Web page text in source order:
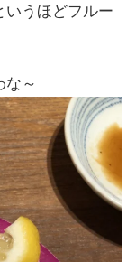
いうほどフルー
な～